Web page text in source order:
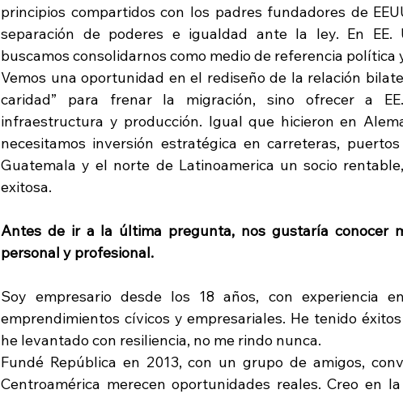
principios compartidos con los padres fundadores de
separación de poderes e igualdad ante la ley. En EE.
buscamos consolidarnos como medio de referencia política
Vemos una oportunidad en el rediseño de la relación
caridad” para frenar la migración, sino ofrecer a
infraestructura y producción. Igual que hicieron en
necesitamos inversión estratégica en carreteras,
Guatemala y el norte de Latinoamerica un socio
exitosa.
Antes de ir a la última pregunta, nos gustaría conocer
personal y profesional.
Soy empresario desde los 18 años, con experiencia
emprendimientos cívicos y empresariales. He tenido
he levantado con resiliencia, no me rindo nunca.
Fundé República en 2013, con un grupo de amigos,
Centroamérica merecen oportunidades reales. Creo en